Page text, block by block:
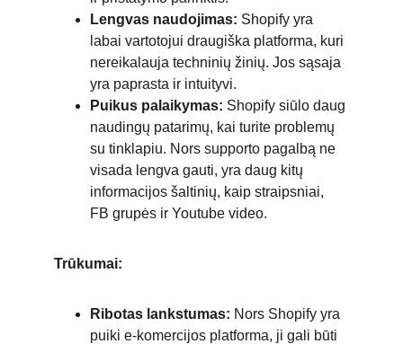
Lengvas naudojimas: Shopify yra
labai vartotojui draugiška platforma, kuri
nereikalauja techninių žinių. Jos sąsaja
yra paprasta ir intuityvi.
Puikus palaikymas: Shopify siūlo daug
naudingų patarimų, kai turite problemų
su tinklapiu. Nors supporto pagalbą ne
visada lengva gauti, yra daug kitų
informacijos šaltinių, kaip straipsniai,
FB grupės ir Youtube video.
Trūkumai:
Ribotas lankstumas: Nors Shopify yra
puiki e-komercijos platforma, ji gali būti